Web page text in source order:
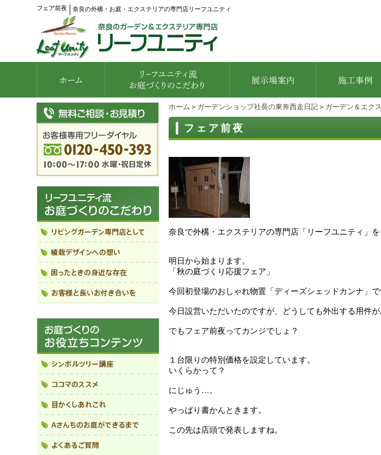
フェア前夜 奈良の外構・お庭・エクステリアの専門店リーフユニティ
ホーム ＞ ガーデンショップ社長の東奔西走日記 ＞ ガーデン＆エク
フェア前夜
奈良で外構・エクステリアの専門店「リーフユニティ」
明日から始まります。
「秋の庭づくり応援フェア」
今回初登場のおしゃれ物置「ディーズシェッドカンナ」で
今日設営いただいたのですが、どうしても外出する用件
でもフェア前夜ってカンジでしょ？
１台限りの特別価格を設定しています。
いくらかって？
にじゅう…。
やっぱり書かんときます。
この先は店頭で発表しますね。